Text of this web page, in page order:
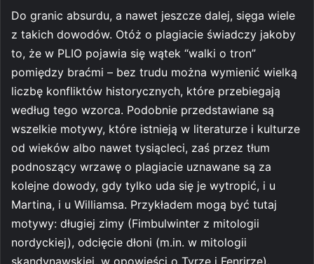
Do granic absurdu, a nawet jeszcze dalej, sięga wiele
z takich dowodów. Otóż o plagiacie świadczy jakoby
to, że w PLIO pojawia się wątek “walki o tron”
pomiędzy braćmi – bez trudu można wymienić wielką
liczbę konfliktów historycznych, które przebiegają
według tego wzorca. Podobnie przedstawiane są
wszelkie motywy, które istnieją w literaturze i kulturze
od wieków albo nawet tysiącleci, zaś przez tłum
podnoszący wrzawę o plagiacie uznawane są za
kolejne dowody, gdy tylko uda się je wytropić, i u
Martina, i u Williamsa. Przykładem mogą być tutaj
motywy: długiej zimy (Fimbulwinter z mitologii
nordyckiej), odcięcie dłoni (m.in. w mitologii
skandynawskiej, w opowieści o Tyrze i Fenrirze).